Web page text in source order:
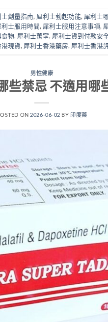
劑量指南, 犀利士勃起功能, 犀利士
利士服用時間, 犀利士服用注意事項,
食物, 犀利士萬寧, 犀利士貨到付款安
現貨, 犀利士香港藥房, 犀利士香港
男性健康
些禁忌 不適用哪
ON 2026-06-02 BY印度藥